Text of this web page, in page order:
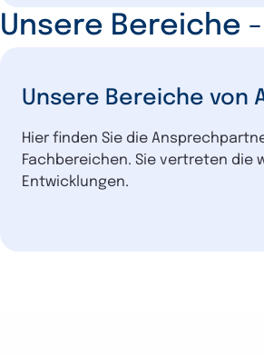
Unsere Bereiche
Unsere Bereiche von
Hier finden Sie die
Fachbereichen. Sie vertreten
Entwicklungen.